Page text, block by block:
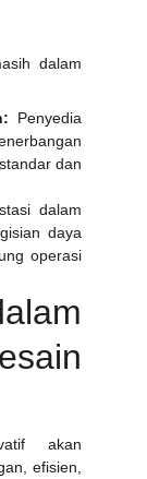
dalam
Penyedia
dan
dalam
daya
operasi
akan
efisien,